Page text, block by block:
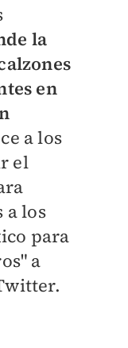
la
en
a los
el
a los
para
a